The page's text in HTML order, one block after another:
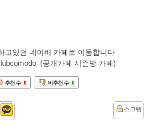
고있던 네이버 카페로 이동합니다
(공개카페 시즌방 카페)
추천 수 0 비추천 수 0
스크랩